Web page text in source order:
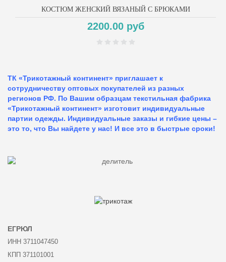
КОСТЮМ ЖЕНСКИЙ ВЯЗАНЫЙ С БРЮКАМИ
2200.00 руб
ТК «Трикотажный континент» приглашает к
сотрудничеству оптовых покупателей из разных
регионов РФ. По Вашим образцам текстильная фабрика
«Трикотажный континент» изготовит индивидуальные
партии одежды. Индивидуальные заказы и гибкие цены –
это то, что Вы найдете у нас! И все это в быстрые сроки!
ЕГРЮЛ
ИНН 3711047450
КПП 371101001